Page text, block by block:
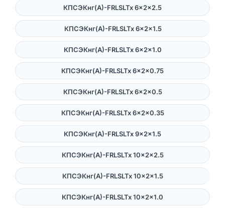
КПСЭКнг(А)-FRLSLTx 6×2×2.5
КПСЭКнг(А)-FRLSLTx 6×2×1.5
КПСЭКнг(А)-FRLSLTx 6×2×1.0
КПСЭКнг(А)-FRLSLTx 6×2×0.75
КПСЭКнг(А)-FRLSLTx 6×2×0.5
КПСЭКнг(А)-FRLSLTx 6×2×0.35
КПСЭКнг(А)-FRLSLTx 9×2×1.5
КПСЭКнг(А)-FRLSLTx 10×2×2.5
КПСЭКнг(А)-FRLSLTx 10×2×1.5
КПСЭКнг(А)-FRLSLTx 10×2×1.0